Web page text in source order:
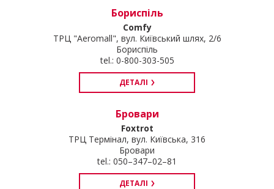
Бориспіль
Comfy
ТРЦ "Aeromall", вул. Київський шлях, 2/6
Бориспіль
tel.: 0-800-303-505
ДЕТАЛІ
Бровари
Foxtrot
ТРЦ Термінал, вул. Київська, 316
Бровари
tel.: 050–347–02–81
ДЕТАЛІ